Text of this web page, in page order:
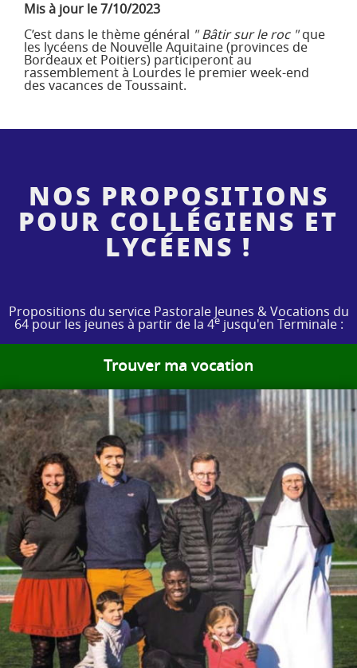
Mis à jour le 7/10/2023
C’est dans le thème général
Bâtir sur le roc
que
les lycéens de Nouvelle Aquitaine (provinces de
Bordeaux et Poitiers) participeront au
rassemblement à Lourdes le premier week-end
des vacances de Toussaint.
NOS PROPOSITIONS
POUR COLLÉGIENS ET
LYCÉENS !
Propositions du service Pastorale Jeunes & Vocations du
64 pour les jeunes à partir de la 4ejusqu'en Terminale :
Trouver ma vocation